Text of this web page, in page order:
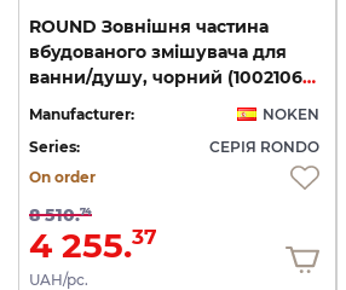
ROUND Зовнішня частина
вбудованого змішувача для
ванни/душу, чорний (100210625)
Manufacturer:
NOKEN
Series:
СЕРІЯ RONDO
On order
8 510.74
4 255.37
UAH/pc.